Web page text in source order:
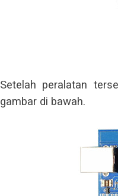
Setelah peralatan
gambar di bawah.